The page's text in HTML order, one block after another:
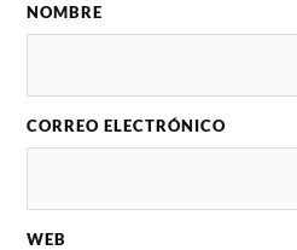
NOMBRE
CORREO ELECTRÓNICO
WEB